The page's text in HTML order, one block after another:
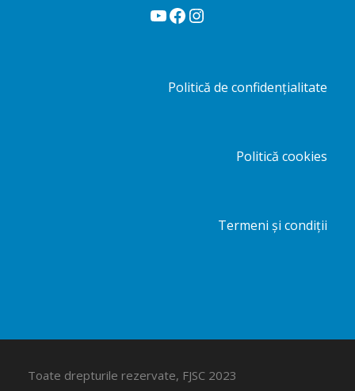
YouTube Facebook Instagram
Politică de confidențialitate
Politică cookies
Termeni și condiții
Toate drepturile rezervate, FJSC 2023